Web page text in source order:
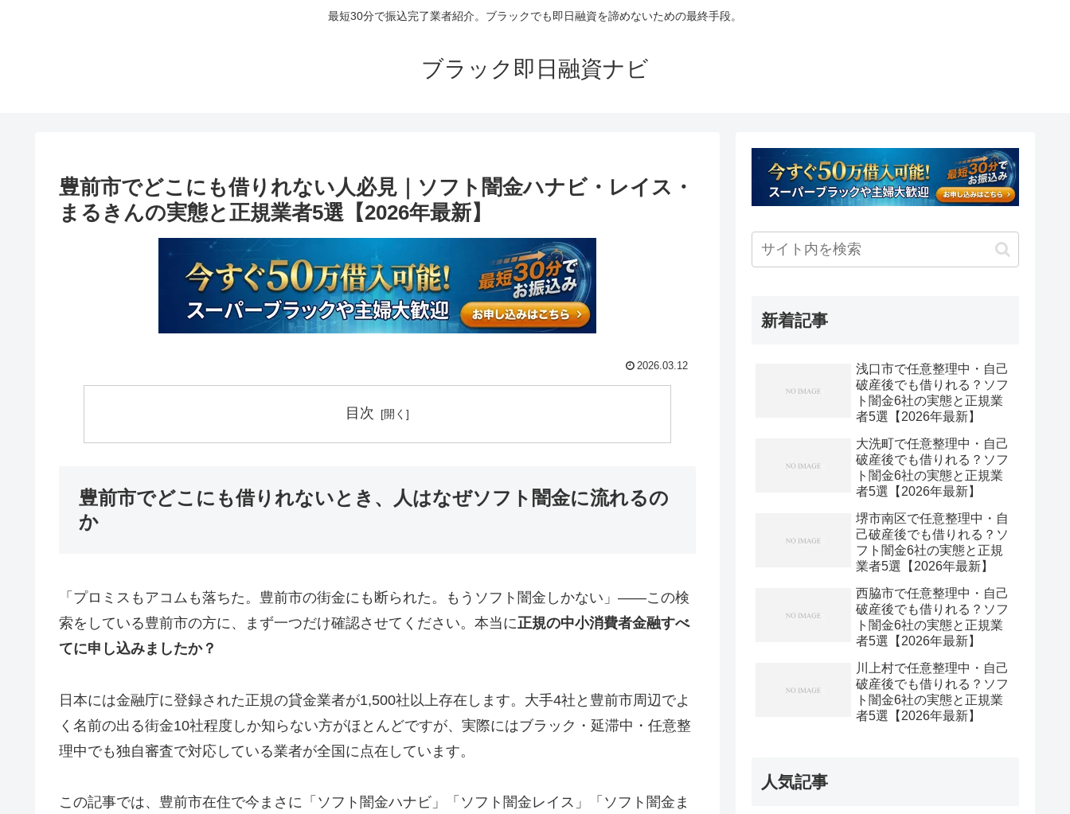
最短30分で振込完了業者紹介。ブラックでも即日融資を諦めないための最終手段。
ブラック即日融資ナビ
豊前市でどこにも借りれない人必見｜ソフト闇金ハナビ・レイス・
まるきんの実態と正規業者5選【2026年最新】
2026.03.12
目次
豊前市でどこにも借りれないとき、人はなぜソフト闇金に流れるの
か
「プロミスもアコムも落ちた。豊前市の街金にも断られた。もうソフト闇金しかない」——この検
索をしている豊前市の方に、まず一つだけ確認させてください。本当に正規の中小消費者金融すべ
てに申し込みましたか？
日本には金融庁に登録された正規の貸金業者が1,500社以上存在します。大手4社と豊前市周辺でよ
く名前の出る街金10社程度しか知らない方がほとんどですが、実際にはブラック・延滞中・任意整
理中でも独自審査で対応している業者が全国に点在しています。
この記事では、豊前市在住で今まさに「ソフト闇金ハナビ」「ソフト闇金レイス」「ソフト闇金ま
新着記事
浅口市で任意整理中・自己
破産後でも借りれる？ソフ
ト闇金6社の実態と正規業
者5選【2026年最新】
大洗町で任意整理中・自己
破産後でも借りれる？ソフ
ト闇金6社の実態と正規業
者5選【2026年最新】
堺市南区で任意整理中・自
己破産後でも借りれる？ソ
フト闇金6社の実態と正規
業者5選【2026年最新】
西脇市で任意整理中・自己
破産後でも借りれる？ソフ
ト闇金6社の実態と正規業
者5選【2026年最新】
川上村で任意整理中・自己
破産後でも借りれる？ソフ
ト闇金6社の実態と正規業
者5選【2026年最新】
人気記事